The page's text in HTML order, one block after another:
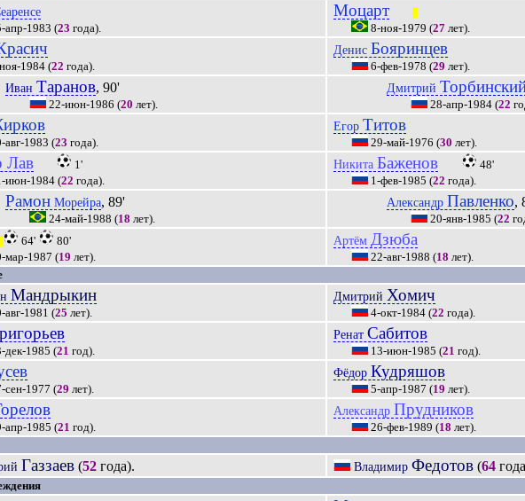
апр-1983 (23 года).
Моцарт
8-ноя-1979 (27 лет).
1984 (22 года).
Денис Бояринцев
6-фев-1978 (29 лет).
ИванТаранов, 90'
22-июн-1986 (20 лет).
Дмитрий
28-апр-1984(22
авг-1983 (23 года).
ЕгорТитов
29-май-1976 (30 лет).
Лав
1'
июн-1984 (22 года).
Никита Баженов
48'
1-фев-1985 (22 года).
Рамон Морейра, 89'
24-май-1988 (18 лет).
Александр Павленко,
20-янв-1985 (22
64'
80'
мар-1987 (19 лет).
Артём Дзюба
22-авг-1988 (18 лет).
Мандрыкин
авг-1981 (25 лет).
Дмитрий Хомич
4-окт-1984 (22 года).
дек-1985 (21 год).
РенатСабитов
13-июн-1985 (21 год).
сен-1977 (29 лет).
Фёдор Кудряшов
5-апр-1987 (19 лет).
апр-1985 (21 год).
Александр Прудников
26-фев-1989 (18 лет).
Газзаев (52 года). ВладимирФедотов (64